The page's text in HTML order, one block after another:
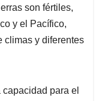
son fértiles,
y el Pacífico,
climas y diferentes
para el